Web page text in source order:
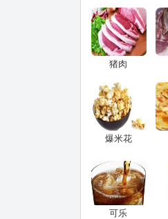
猪肉
爆米花
可乐